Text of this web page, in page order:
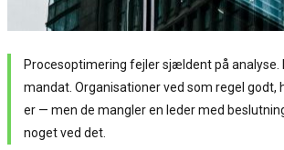
Procesoptimering fejler sjældent på analyse.
mandat. Organisationer ved som regel godt,
er — men de mangler en leder med
noget ved det.